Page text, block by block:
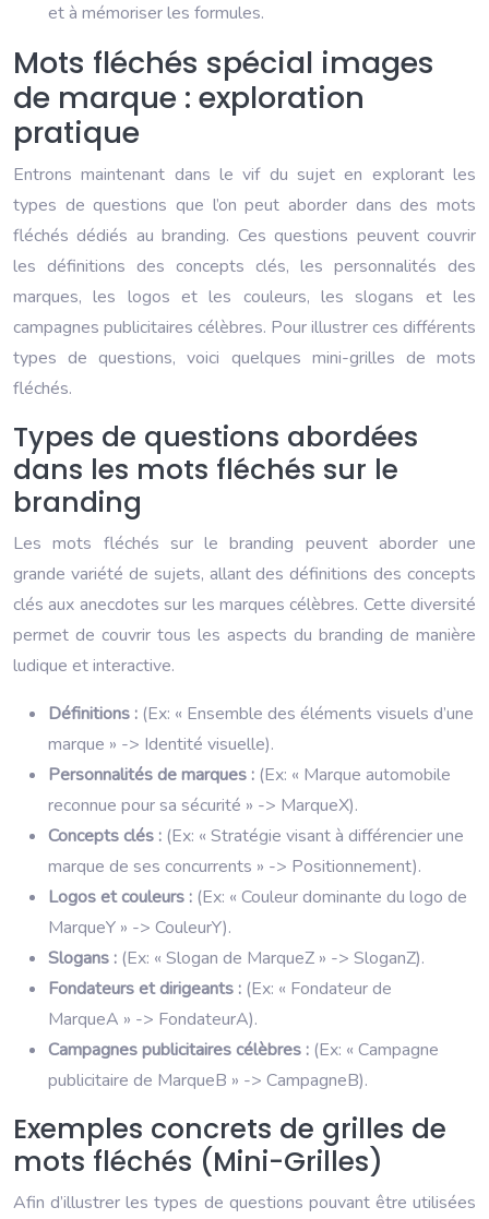
et à mémoriser les formules.
Mots fléchés spécial images
de marque : exploration
pratique
Entrons maintenant dans le vif du sujet en explorant les
types de questions que l’on peut aborder dans des mots
fléchés dédiés au branding. Ces questions peuvent couvrir
les définitions des concepts clés, les personnalités des
marques, les logos et les couleurs, les slogans et les
campagnes publicitaires célèbres. Pour illustrer ces différents
types de questions, voici quelques mini-grilles de mots
fléchés.
Types de questions abordées
dans les mots fléchés sur le
branding
Les mots fléchés sur le branding peuvent aborder une
grande variété de sujets, allant des définitions des concepts
clés aux anecdotes sur les marques célèbres. Cette diversité
permet de couvrir tous les aspects du branding de manière
ludique et interactive.
Définitions : (Ex: « Ensemble des éléments visuels d’une
marque » -> Identité visuelle).
Personnalités de marques : (Ex: « Marque automobile
reconnue pour sa sécurité » -> MarqueX).
Concepts clés : (Ex: « Stratégie visant à différencier une
marque de ses concurrents » -> Positionnement).
Logos et couleurs : (Ex: « Couleur dominante du logo de
MarqueY » -> CouleurY).
Slogans : (Ex: « Slogan de MarqueZ » -> SloganZ).
Fondateurs et dirigeants : (Ex: « Fondateur de
MarqueA » -> FondateurA).
Campagnes publicitaires célèbres : (Ex: « Campagne
publicitaire de MarqueB » -> CampagneB).
Exemples concrets de grilles de
mots fléchés (Mini-Grilles)
Afin d’illustrer les types de questions pouvant être utilisées